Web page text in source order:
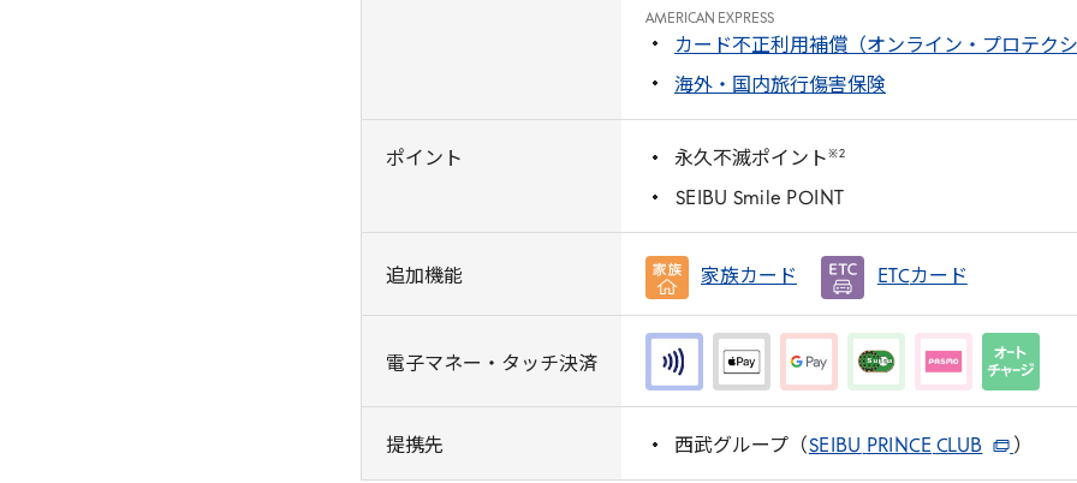
AMERICAN EXPRESS
カード不正利用補償（オンライン・プロテク
海外・国内旅行傷害保険
ポイント 永久不滅ポイント ※2
SEIBU Smile POINT
追加機能 家族カード ETCカード
電子マネー・タッチ決済
提携先 西武グループ（SEIBU PRINCE CLUB ）